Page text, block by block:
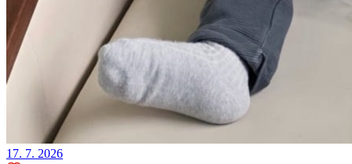
17. 7. 2026